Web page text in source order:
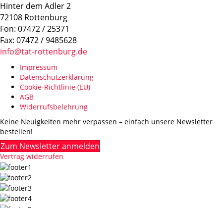
Hinter dem Adler 2
72108 Rottenburg
Fon: 07472 / 25371
Fax: 07472 / 9485628
info@tat-rottenburg.de
Impressum
Datenschutzerklärung
Cookie-Richtlinie (EU)
AGB
Widerrufsbelehrung
Keine Neuigkeiten mehr verpassen – einfach unsere Newsletter
bestellen!
Zum Newsletter anmelden
Vertrag widerrufen